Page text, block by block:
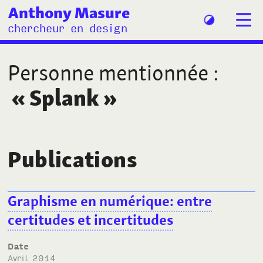
Anthony Masure
chercheur en design
Personne mentionnée :
«Splank»
Publications
Graphisme en numérique: entre
certitudes et incertitudes
Date
avril 2014